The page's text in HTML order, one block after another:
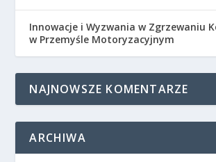
Innowacje i Wyzwania w Zgrzewaniu
w Przemyśle Motoryzacyjnym
NAJNOWSZE KOMENTARZE
ARCHIWA